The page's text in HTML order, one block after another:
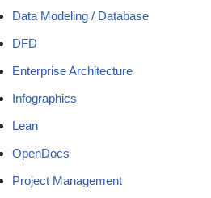
Data Modeling / Database
DFD
Enterprise Architecture
Infographics
Lean
OpenDocs
Project Management